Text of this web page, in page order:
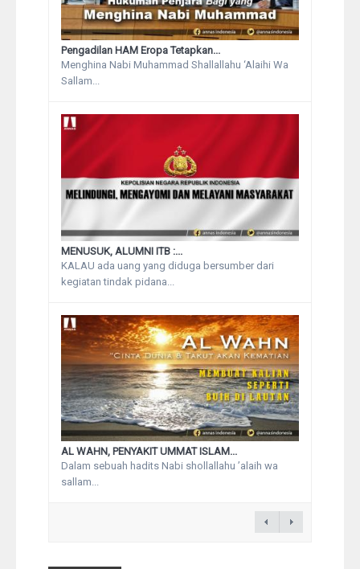
Pengadilan HAM Eropa Tetapkan...
Menghina Nabi Muhammad Shallallahu ‘Alaihi Wa
Sallam...
MENUSUK, ALUMNI ITB :...
KALAU ada uang yang diduga bersumber dari
kegiatan tindak pidana...
AL WAHN, PENYAKIT UMMAT ISLAM...
Dalam sebuah hadits Nabi shollallahu ’alaih wa
sallam...